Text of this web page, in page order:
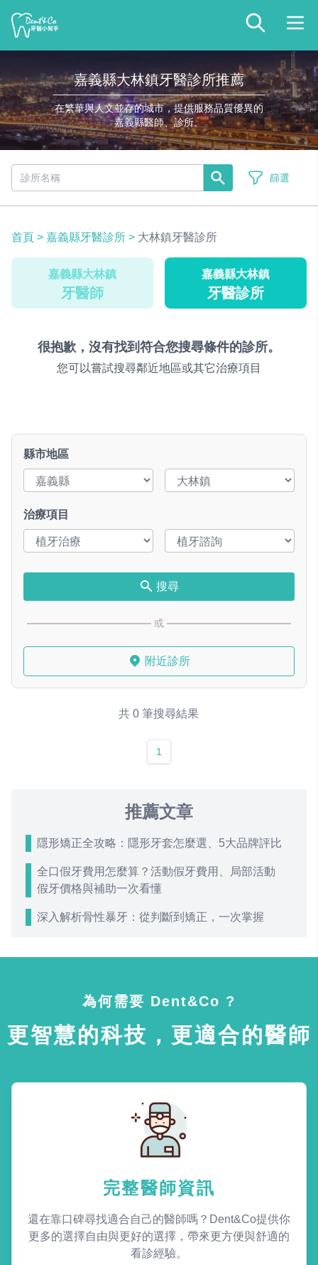
嘉義縣大林鎮牙醫診所推薦
在繁華與人文並存的城市，提供服務品質優異的
嘉義縣醫師、診所。
篩選
首頁 > 嘉義縣牙醫診所 > 大林鎮牙醫診所
嘉義縣大林鎮
牙醫師
嘉義縣大林鎮
牙醫診所
很抱歉，沒有找到符合您搜尋條件的診所。
您可以嘗試搜尋鄰近地區或其它治療項目
縣市地區
治療項目
搜尋
或
附近診所
共 0 筆搜尋結果
1
推薦文章
隱形矯正全攻略：隱形牙套怎麼選、5大品牌評比
全口假牙費用怎麼算？活動假牙費用、局部活動
假牙價格與補助一次看懂
深入解析骨性暴牙：從判斷到矯正，一次掌握
為何需要 Dent&Co ?
更智慧的科技，更適合的醫師
完整醫師資訊
還在靠口碑尋找適合自己的醫師嗎？Dent&Co提供你
更多的選擇自由與更好的選擇，帶來更方便與舒適的
看診經驗。